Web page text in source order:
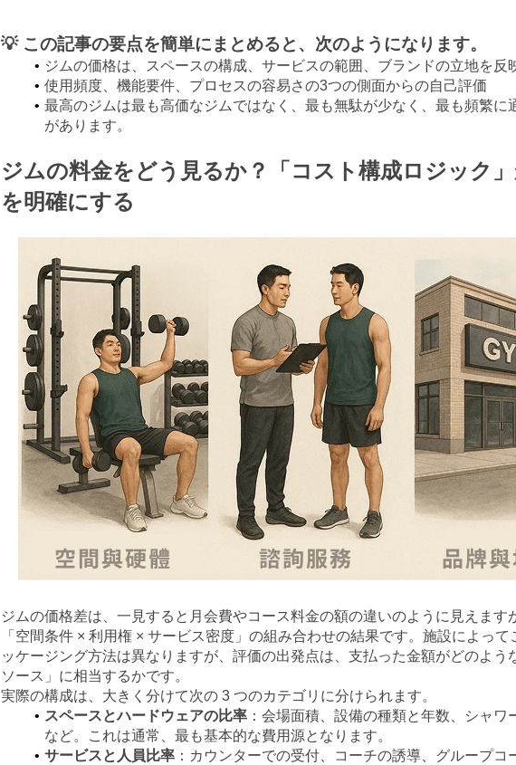
💡 この記事の要点を簡単にまとめると、次のようになります。
ジムの価格は、スペースの構成、サービスの範囲、ブランドの立地を反
使用頻度、機能要件、プロセスの容易さの3つの側面からの自己評価
最高のジムは最も高価なジムではなく、最も無駄が少なく、最も頻繁に
があります。
ジムの料金をどう見るか？「コスト構成ロジック
を明確にする
ジムの価格差は、一見すると月会費やコース料金の額の違いのように見えます
「空間条件 × 利用権 × サービス密度」の組み合わせの結果です。施設によっ
ッケージング方法は異なりますが、評価の出発点は、支払った金額がどのよう
ソース」に相当するかです。
実際の構成は、大きく分けて次の 3 つのカテゴリに分けられます。
スペースとハードウェアの比率：会場面積、設備の種類と年数、シャワ
など。これは通常、最も基本的な費用源となります。
サービスと人員比率：カウンターでの受付、コーチの誘導、グループコ